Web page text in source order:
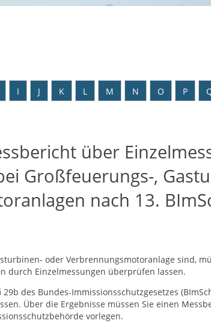
Datenschutz
Geschichte
Gegenwart
Wagner-
I J K L M N O P
über
Großfeuerungs-,
nach 13.
oder Verbrennungsmotoranlage sind,
durch Einzelmessungen überprüfen lassen.
des Bundes-Immissionsschutzgesetzes
Über die Ergebnisse müssen Sie einen
vorlegen.